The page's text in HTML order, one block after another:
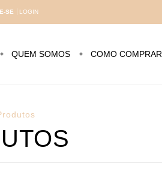
SE LOGIN
QUEM SOMOS COMO COMPRAR